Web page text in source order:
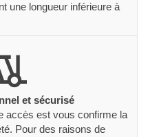
une longueur inférieure à
et sécurisé
accès est vous confirme la
Pour des raisons de